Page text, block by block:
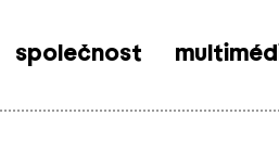
společnost